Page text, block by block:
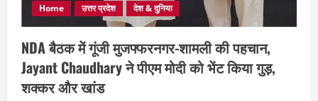
Home उत्तर प्रदेश देश & दुनिया
NDA बैठक में गूंजी मुजफ्फरनगर-शामली की पहचान,
Jayant Chaudhary ने पीएम मोदी को भेंट किया गुड़,
शक्कर और खांड